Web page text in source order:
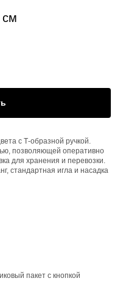
см
с Т-образной ручкой.
позволяющей оперативно
для хранения и перевозки.
стандартная игла и насадка
пакет с кнопкой